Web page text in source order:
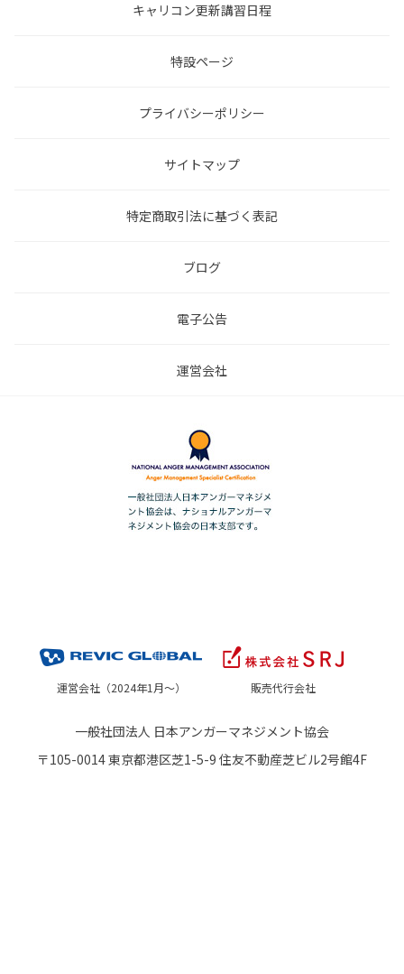
キャリコン更新講習日程
特設ページ
プライバシーポリシー
サイトマップ
特定商取引法に基づく表記
ブログ
電子公告
運営会社